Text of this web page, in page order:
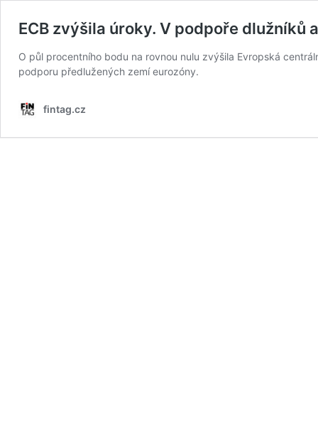
ECB zvýšila úroky. V podpoře dlužníků
O půl procentního bodu na rovnou nulu zvýšila Evropská
podporu předlužených zemí eurozóny.
fintag.cz